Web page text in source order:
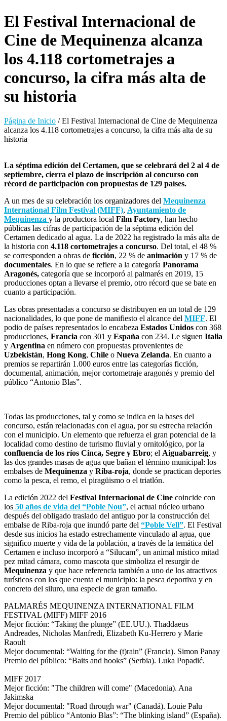
El Festival Internacional de
Cine de Mequinenza alcanza
los 4.118 cortometrajes a
concurso, la cifra más alta de
su historia
Página de Inicio /El Festival Internacional de Cine de Mequinenza
alcanza los 4.118 cortometrajes a concurso, la cifra más alta de su
historia
La séptima edición del Certamen, que se celebrará del 2 al 4 de
septiembre, cierra el plazo de inscripción al concurso con
récord de participación con propuestas de 129 países.
A un mes de su celebración los organizadores del Mequinenza
International Film Festival (MIFF), Ayuntamiento de
Mequinenza y la productora local Film Factory, han hecho
públicas las cifras de participación de la séptima edición del
Certamen dedicado al agua. La de 2022 ha registrado la más alta de
la historia con 4.118 cortometrajes a concurso. Del total, el 48 %
se corresponden a obras de ficción, 22 % de animación y 17 % de
documentales. En lo que se refiere a la categoría Panorama
Aragonés, categoría que se incorporó al palmarés en 2019, 15
producciones optan a llevarse el premio, otro récord que se bate en
cuanto a participación.
Las obras presentadas a concurso se distribuyen en un total de 129
nacionalidades, lo que pone de manifiesto el alcance del MIFF. El
podio de países representados lo encabeza Estados Unidos con 368
producciones, Francia con 301 y España con 234. Le siguen Italia
y Argentina en número con propuestas provenientes de
Uzbekistán, Hong Kong, Chile o Nueva Zelanda. En cuanto a
premios se repartirán 1.000 euros entre las categorías ficción,
documental, animación, mejor cortometraje aragonés y premio del
público “Antonio Blas”.
Todas las producciones, tal y como se indica en la bases del
concurso, están relacionadas con el agua, por su estrecha relación
con el municipio. Un elemento que refuerza el gran potencial de la
localidad como destino de turismo fluvial y ornitológico, por la
confluencia de los ríos Cinca, Segre y Ebro; el Aiguabarreig, y
las dos grandes masas de agua que bañan el término municipal: los
embalses de Mequinenza y Riba-roja, donde se practican deportes
como la pesca, el remo, el piragüismo o el triatlón.
La edición 2022 del Festival Internacional de Cine coincide con
los 50 años de vida del “Poble Nou”, el actual núcleo urbano
después del obligado traslado del antiguo por la construcción del
embalse de Riba-roja que inundó parte del “Poble Vell”. El Festival
desde sus inicios ha estado estrechamente vinculado al agua, que
significo muerte y vida de la población, a través de la temática del
Certamen e incluso incorporó a “Silucam”, un animal místico mitad
pez mitad cámara, como mascota que simboliza el resurgir de
Mequinenza y que hace referencia también a uno de los atractivos
turísticos con los que cuenta el municipio: la pesca deportiva y en
concreto del siluro, una especie de gran tamaño.
PALMARÉS MEQUINENZA INTERNATIONAL FILM
FESTIVAL (MIFF) MIFF 2016
Mejor ficción: “Taking the plunge” (EE.UU.). Thaddaeus
Andreades, Nicholas Manfredi, Elizabeth Ku-Herrero y Marie
Raoult
Mejor documental: “Waiting for the (t)rain” (Francia). Simon Panay
Premio del público: “Baits and hooks” (Serbia). Luka Popadić.
MIFF 2017
Mejor ficción: "The children will come" (Macedonia). Ana
Jakimska
Mejor documental: "Road through war" (Canadá). Louie Palu
Premio del público “Antonio Blas”: “The blinking island” (España).